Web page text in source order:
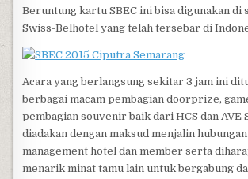
Beruntung kartu SBEC ini bisa digunakan
Swiss-Belhotel yang telah tersebar di
Acara yang berlangsung sekitar 3 jam ini
berbagai macam pembagian doorprize,
pembagian souvenir baik dari HCS dan AVE
diadakan dengan maksud menjalin
management hotel dan member serta
menarik minat tamu lain untuk bergabung